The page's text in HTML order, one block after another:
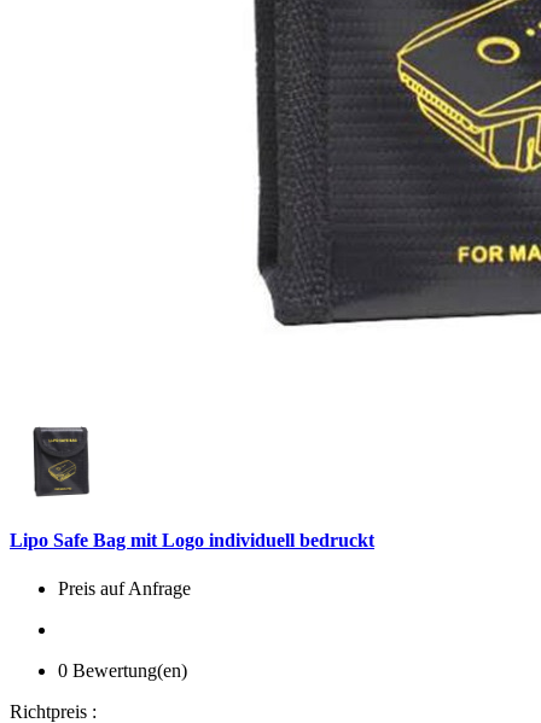
Lipo Safe Bag mit Logo individuell bedruckt
Preis auf Anfrage
0 Bewertung(en)
Richtpreis :